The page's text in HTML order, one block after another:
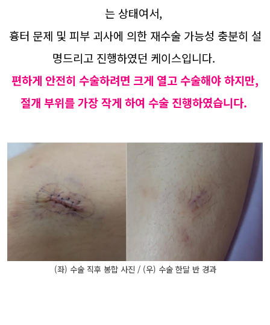
는 상태여서,
흉터 문제 및 피부 괴사에 의한 재수술 가능성 충분히 설
명드리고 진행하였던 케이스입니다.
편하게 안전히 수술하려면 크게 열고 수술해야 하지만,
절개 부위를 가장 작게 하여 수술 진행하였습니다.
(좌) 수술 직후 봉합 사진 / (우) 수술 한달 반 경과